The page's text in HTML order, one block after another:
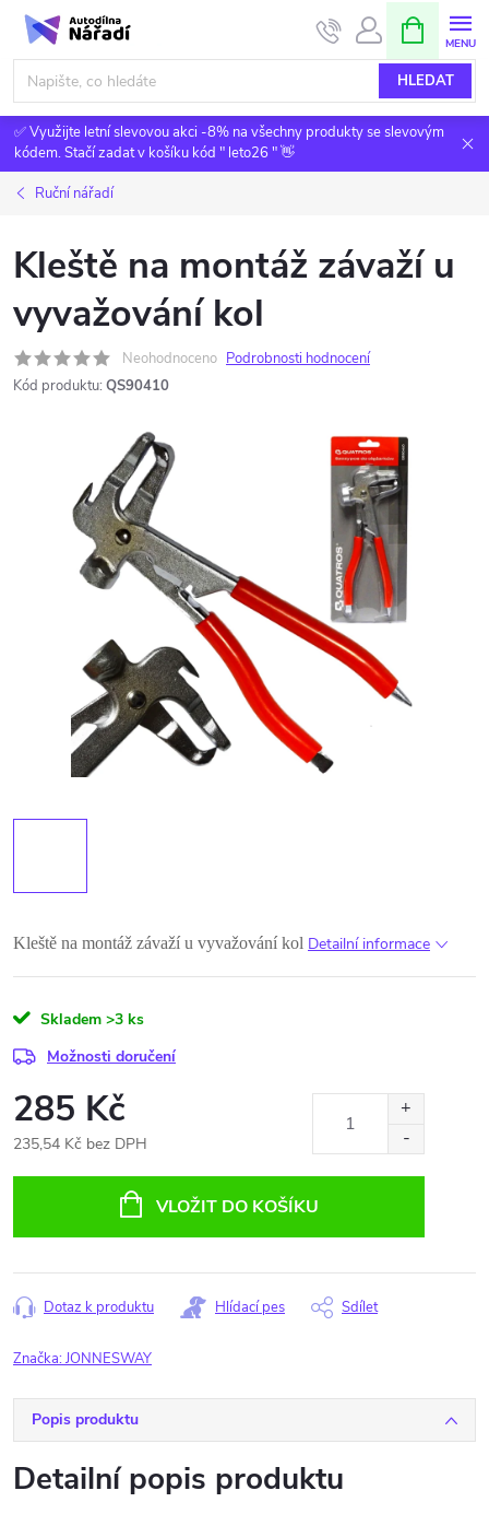
Přejít
obsah
HLEDAT
NÁKUPNÍ
KOŠÍK
✅ Využijte letní slevovou akci -8% na všechny produkty se slevovým
kódem. Stačí zadat v košíku kód " leto26 " 👋
Ruční nářadí
Kleště na montáž závaží u
vyvažování kol
Neohodnoceno Podrobnosti hodnocení
Kód produktu: QS90410
Kleště na montáž závaží u vyvažování kol Detailní informace
Skladem >3 ks
Možnosti doručení
285 Kč
235,54 Kč bez DPH
VLOŽIT DO KOŠÍKU
Dotaz k produktu Hlídací pes Sdílet
Značka:JONNESWAY
Popis produktu
Detailní popis produktu